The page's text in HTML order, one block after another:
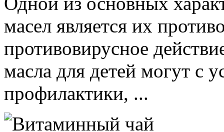
масел является их
противовирусное
масла для детей могут с
профилактики, ...